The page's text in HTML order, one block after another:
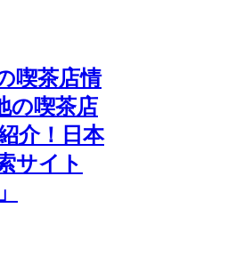
喫茶店情
の喫茶店
介！日本
サイト